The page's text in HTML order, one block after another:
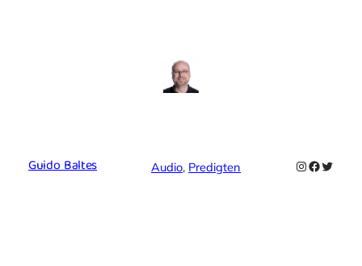
Guido Baltes Audio, Predigten Instagram